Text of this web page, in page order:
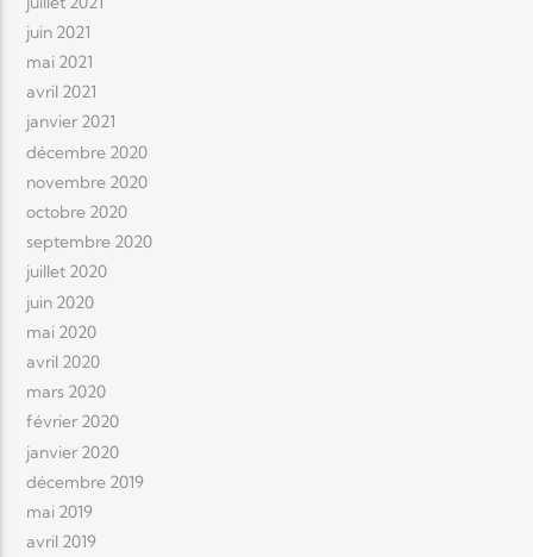
juin 2021
mai 2021
avril 2021
janvier 2021
décembre 2020
novembre 2020
octobre 2020
septembre 2020
juillet 2020
juin 2020
mai 2020
avril 2020
mars 2020
février 2020
janvier 2020
décembre 2019
mai 2019
avril 2019